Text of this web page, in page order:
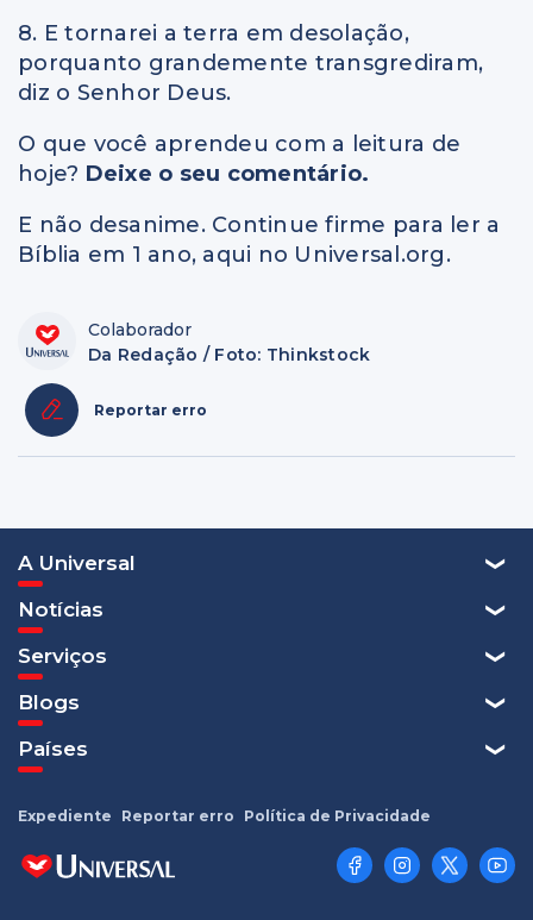
8. E tornarei a terra em desolação,
porquanto grandemente transgrediram,
diz o Senhor Deus.
O que você aprendeu com a leitura de
hoje? Deixe o seu comentário.
E não desanime. Continue firme para ler a
Bíblia em 1 ano, aqui no Universal.org.
Colaborador
Da Redação / Foto: Thinkstock
Reportar erro
A Universal
Notícias
Serviços
Blogs
Países
Expediente Reportar erro Política de Privacidade